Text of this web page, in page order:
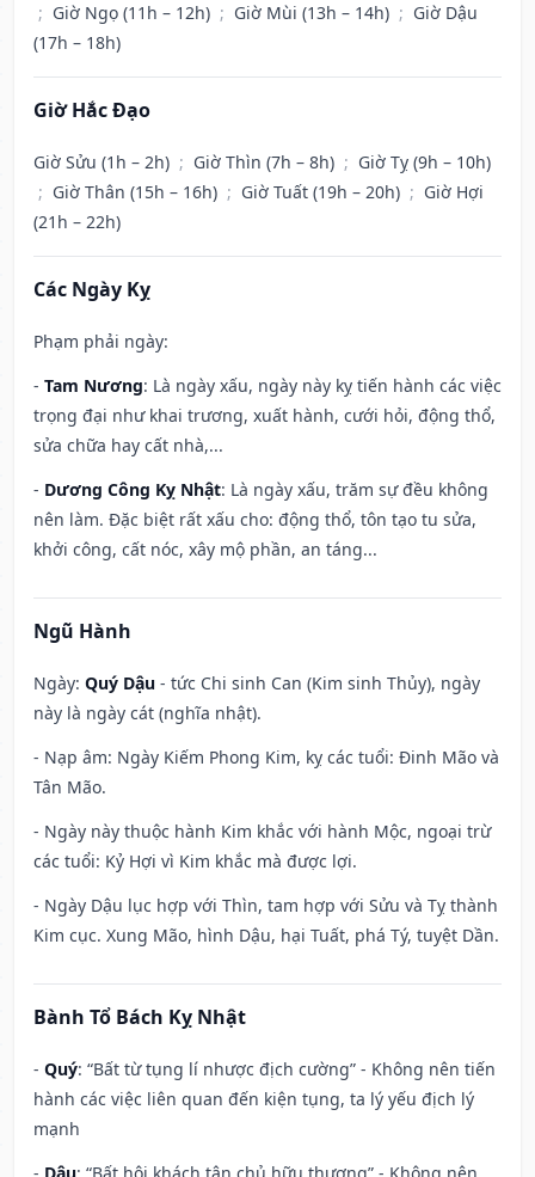
; Giờ Ngọ (11h – 12h) ; Giờ Mùi (13h – 14h) ; Giờ Dậu
(17h – 18h)
Giờ Hắc Đạo
Giờ Sửu (1h – 2h) ; Giờ Thìn (7h – 8h) ; Giờ Tỵ (9h – 10h)
; Giờ Thân (15h – 16h) ; Giờ Tuất (19h – 20h) ; Giờ Hợi
(21h – 22h)
Các Ngày Kỵ
Phạm phải ngày:
- Tam Nương: Là ngày xấu, ngày này kỵ tiến hành các việc
trọng đại như khai trương, xuất hành, cưới hỏi, động thổ,
sửa chữa hay cất nhà,...
- Dương Công Kỵ Nhật: Là ngày xấu, trăm sự đều không
nên làm. Đặc biệt rất xấu cho: động thổ, tôn tạo tu sửa,
khởi công, cất nóc, xây mộ phần, an táng...
Ngũ Hành
Ngày: Quý Dậu - tức Chi sinh Can (Kim sinh Thủy), ngày
này là ngày cát (nghĩa nhật).
- Nạp âm: Ngày Kiếm Phong Kim, kỵ các tuổi: Đinh Mão và
Tân Mão.
- Ngày này thuộc hành Kim khắc với hành Mộc, ngoại trừ
các tuổi: Kỷ Hợi vì Kim khắc mà được lợi.
- Ngày Dậu lục hợp với Thìn, tam hợp với Sửu và Tỵ thành
Kim cục. Xung Mão, hình Dậu, hại Tuất, phá Tý, tuyệt Dần.
Bành Tổ Bách Kỵ Nhật
- Quý: “Bất từ tụng lí nhược địch cường” - Không nên tiến
hành các việc liên quan đến kiện tụng, ta lý yếu địch lý
mạnh